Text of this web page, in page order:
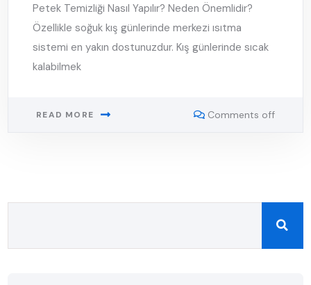
Petek Temizliği Nasıl Yapılır? Neden Önemlidir?
Özellikle soğuk kış günlerinde merkezi ısıtma
sistemi en yakın dostunuzdur. Kış günlerinde sıcak
kalabilmek
READ MORE Comments off